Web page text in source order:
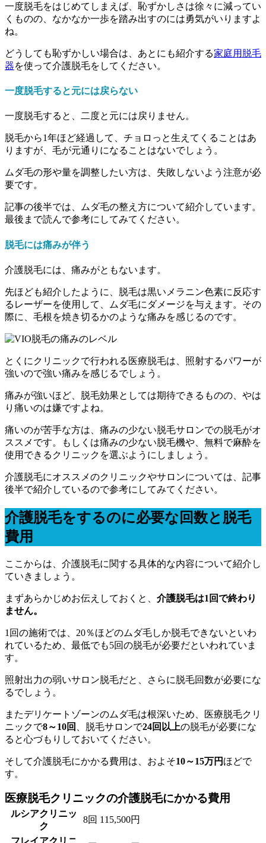
一度脱毛をはじめてしまえば、恥ずかしさは徐々に減ってい
くものの、なかなか一歩を踏み出すのには勇気がいりますよ
ね。
どうしても恥ずかしい場合は、あとにも紹介する家庭用脱毛
器を使って介護脱毛をしてください。
一度脱毛すると元には戻らない
一度脱毛すると、二度と元には戻りません。
脱毛から1年ほど経過して、チョロっと生えてくることはあ
りますが、毛が元通りになることはないでしょう。
ムダ毛の形や量を調整したい方は、失敗しないよう注意が必
要です。
記事の後半では、ムダ毛の整え方について紹介しています。
最後まで読んで参考にしてみてください。
脱毛には痛みが伴う
介護脱毛には、痛みがともないます。
先ほども紹介したように、脱毛は黒いメラニン色素に反応す
るレーザーを使用して、ムダ毛にダメージを与えます。その
際に、毛根を焼き切るかのような痛みを感じるのです。
とくにクリニックで行われる医療脱毛は、照射するパワーが
強いので強い痛みを感じるでしょう。
痛みが強いほど、脱毛効果としては期待できるものの、やは
り痛いのは嫌ですよね。
痛いのが苦手な方は、痛みの少ない脱毛サロンでの脱毛がオ
ススメです。もしくは痛みの少ない脱毛機や、無料で麻酔を
使用できるクリニックを選ぶようにしましょう。
介護脱毛にオススメのクリニックやサロンについては、記事
後半で紹介しているので参考にしてみてください。
介護脱毛をするのに必要な回数と脱毛
費用
ここからは、介護脱毛に関する具体的な内容について紹介し
ていきましょう。
まずあらかじめお伝えしておくと、 介護脱毛は1回で終わり
ません。
1回の施術では、20％ほどのムダ毛しか脱毛できないといわ
れているため、最低でも5回の脱毛が必要だといわれていま
す。
照射出力の弱いサロン脱毛だと、さらに脱毛回数が必要にな
るでしょう。
またデリケートゾーンのムダ毛は根深いため、医療脱毛クリ
ニックで8～10回 、脱毛サロンで24回以上の脱毛が必要にな
ると心づもりしておいてください。
そして介護脱毛にかかる費用は、およそ10～15万円 ほどで
す。
医療脱毛クリニックの介護脱毛にかかる費用
ルシアクリニッ
ク
8回 115,500円
フレイアクリニ